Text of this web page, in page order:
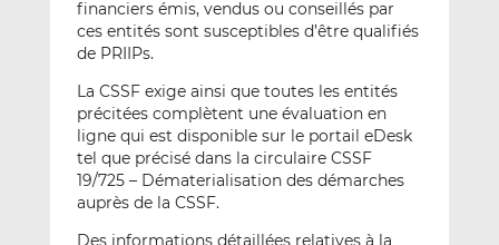
financiers émis, vendus ou conseillés par
ces entités sont susceptibles d’être qualifiés
de PRIIPs.
La CSSF exige ainsi que toutes les entités
précitées complètent une évaluation en
ligne qui est disponible sur le portail eDesk
tel que précisé dans la circulaire CSSF
19/725 – Dématerialisation des démarches
auprès de la CSSF.
Des informations détaillées relatives à la